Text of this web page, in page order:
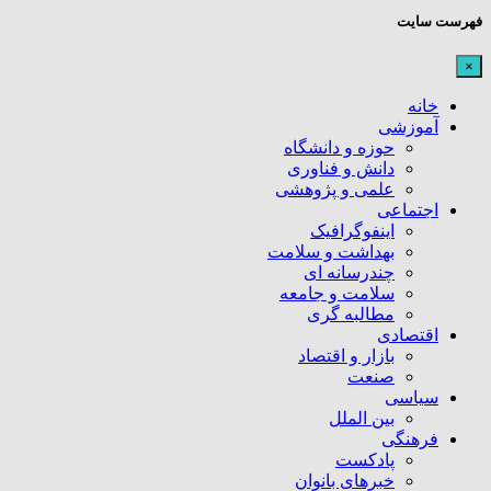
فهرست سایت
×
خانه
آموزشی
حوزه و دانشگاه
دانش و فناوری
علمی و پژوهشی
اجتماعی
اینفوگرافیک
بهداشت و سلامت
چندرسانه ای
سلامت و جامعه
مطالبه گری
اقتصادی
بازار و اقتصاد
صنعت
سیاسی
بین الملل
فرهنگی
پادکست
خبرهای بانوان